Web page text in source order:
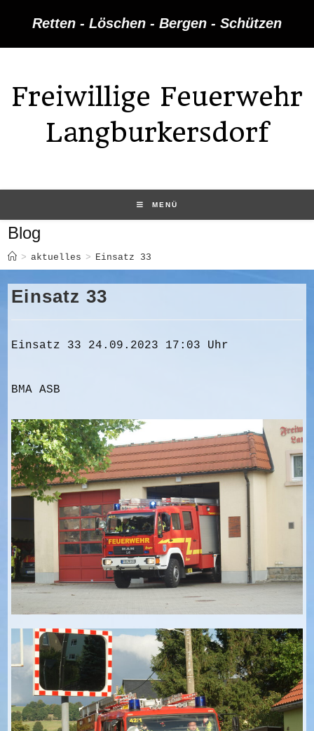
Retten - Löschen - Bergen - Schützen
Freiwillige Feuerwehr
Langburkersdorf
MENÜ
Blog
> aktuelles > Einsatz 33
Einsatz 33
Einsatz 33 24.09.2023 17:03 Uhr
BMA ASB